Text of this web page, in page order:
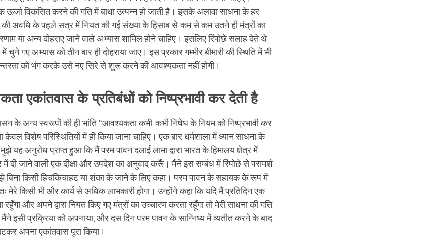
ऊर्जा विकसित करने की गति में बाधा उत्पन्न हो जाती है। इसके अलावा साधना के हर
अवधि के पहले सत्र में नियत की गई संख्या के हिसाब से कम से कम उतने ही मंत्रों का
या अन्य दोहराए जाने वाले अभ्यास शामिल होने चाहिए। इसलिए रिंपोछे सलाह देते थे
गए अभ्यास को तीन बार ही दोहराया जाए। इस प्रकार गम्भीर बीमारी की स्थिति में भी
को भंग करके उसे नए सिरे से शुरू करने की आवश्यकता नहीं होगी।
एकांतवास के प्रतिबंधों को निष्प्रभावी कर देती है
के अन्य स्वरूपों की ही भांति “आवश्यकता कभी-कभी निषेध के नियम को निष्प्रभावी कर
विशेष परिस्थितियों में ही किया जाना चाहिए। एक बार धर्मशाला में ध्यान साधना के
यह अनुरोध प्राप्त हुआ कि मैं परम पावन दलाई लामा द्वारा भारत के हिमालय क्षेत्र में
में दी जाने वाली एक दीक्षा और उपदेश का अनुवाद करूँ। मैंने इस सम्बंध में रिंपोछे से परामर्श
बिना किसी हिचकिचाहट या शंका के जाने के लिए कहा। परम पावन के सहायक के रूप में
मेरे किसी भी और कार्य से अधिक लाभकारी होगा। उन्होंने कहा कि यदि मैं प्रतिदिन एक
और अपने द्वारा नियत किए गए मंत्रों का उच्चारण करता रहूँगा तो मेरी साधना की गति
मैंने इसी प्रक्रिया को अपनाया, और दस दिन परम पावन के सान्निध्य में व्यतीत करने के बाद
अपना एकांतवास पूरा किया।